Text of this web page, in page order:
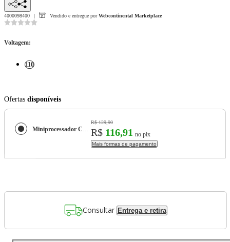
4000098400 Vendido e entregue por Webcontinental Marketplace
Voltagem:
110
Ofertas disponíveis
Miniprocessador Cadence MPR530 70W Preto com Trava de Segurança 110V
R$ 129,90
R$ 116,91 no pix
Mais formas de pagamento
Consultar Entrega e retira